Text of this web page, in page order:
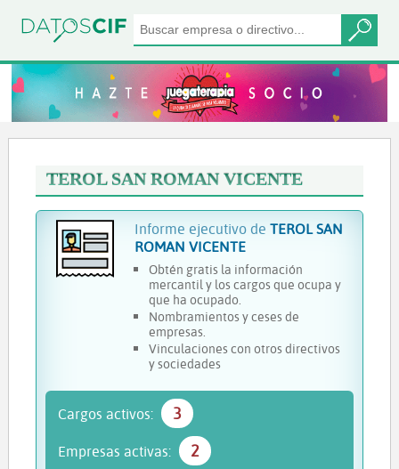
TEROL SAN ROMAN VICENTE
Informe ejecutivo de TEROL SAN
ROMAN VICENTE
Obtén gratis la información
mercantil y los cargos que ocupa y
que ha ocupado.
Nombramientos y ceses de
empresas.
Vinculaciones con otros directivos
y sociedades
Cargos activos: 3
Empresas activas: 2